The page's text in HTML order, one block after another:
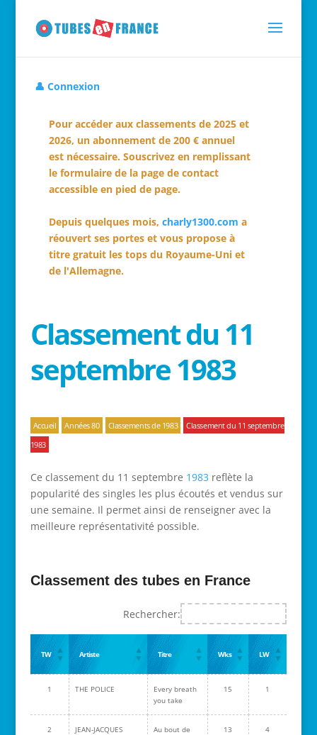
👤 Connexion
Pour accéder aux classements de 2025 et
2026, un abonnement de 200 € annuel
est nécessaire. Souscrivez en remplissant
le formulaire de la page de contact
accessible en pied de page.
Depuis quelques mois, charly1300.com a
réouvert ses portes et vous propose à
titre gratuit les tops du Royaume-Uni et
de l'Allemagne.
Classement du 11
septembre 1983
Accueil Années 80 Classements de 1983
Classement du 11 septembre
1983
Ce classement du 11 septembre 1983 reflète la
popularité des singles les plus écoutés et vendus sur
une semaine. Il permet ainsi de renseigner avec la
meilleure représentativité possible.
Classement des tubes en France
Rechercher:
TW Artiste Titre Wks LW
1 THE POLICE
Every breath
you take
15 1
2
JEAN-JACQUES
Au bout de
13 4